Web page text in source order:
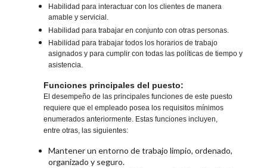
Habilidad para interactuar con los clientes de manera
amable y servicial.
Habilidad para trabajar en conjunto con otras personas.
Habilidad para trabajar todos los horarios de trabajo
asignados y para cumplir con todas las políticas de tiempo y
asistencia.
Funciones principales del puesto:
El desempeño de las principales funciones de este puesto
requiere que el empleado posea los requisitos mínimos
enumerados anteriormente. Estas funciones incluyen,
entre otras, las siguientes:
Mantener un entorno de trabajo limpio, ordenado,
organizado y seguro.